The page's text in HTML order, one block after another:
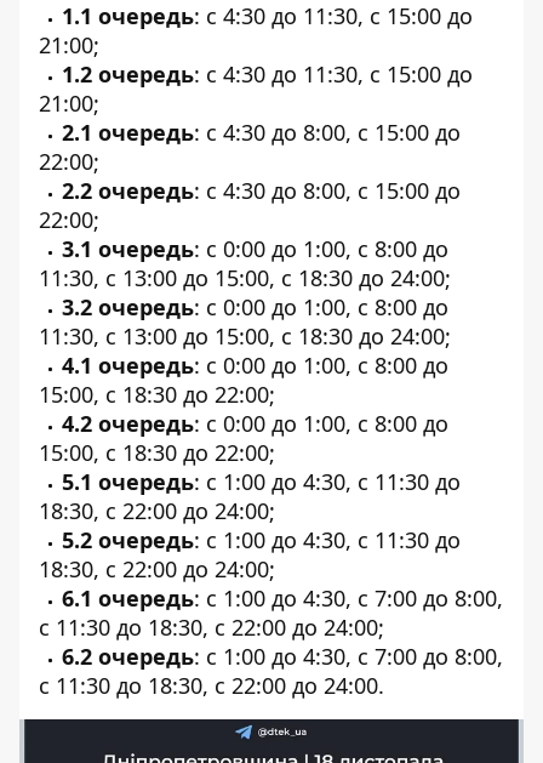
1.1 очередь: с 4:30 до 11:30, с 15:00 до
21:00;
1.2 очередь: с 4:30 до 11:30, с 15:00 до
21:00;
2.1 очередь: с 4:30 до 8:00, с 15:00 до
22:00;
2.2 очередь: с 4:30 до 8:00, с 15:00 до
22:00;
3.1 очередь: с 0:00 до 1:00, с 8:00 до
11:30, с 13:00 до 15:00, с 18:30 до 24:00;
3.2 очередь: с 0:00 до 1:00, с 8:00 до
11:30, с 13:00 до 15:00, с 18:30 до 24:00;
4.1 очередь: с 0:00 до 1:00, с 8:00 до
15:00, с 18:30 до 22:00;
4.2 очередь: с 0:00 до 1:00, с 8:00 до
15:00, с 18:30 до 22:00;
5.1 очередь: с 1:00 до 4:30, с 11:30 до
18:30, с 22:00 до 24:00;
5.2 очередь: с 1:00 до 4:30, с 11:30 до
18:30, с 22:00 до 24:00;
6.1 очередь: с 1:00 до 4:30, с 7:00 до 8:00,
с 11:30 до 18:30, с 22:00 до 24:00;
6.2 очередь: с 1:00 до 4:30, с 7:00 до 8:00,
с 11:30 до 18:30, с 22:00 до 24:00.